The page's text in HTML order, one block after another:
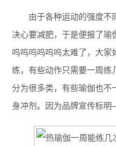
由于各种运动的强度不同
决心要减肥，于是便报了瑜
呜呜呜呜呜呜太难了，大
练，有些动作只需要一周练
分为很多类，有些瑜伽也
身冲剂。因为品牌宣传标